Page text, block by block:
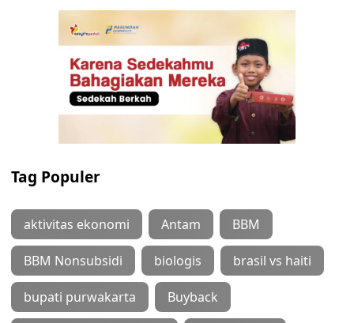
Tag Populer
aktivitas ekonomi Antam BBM
BBM Nonsubsidi biologis brasil vs haiti
bupati purwakarta Buyback